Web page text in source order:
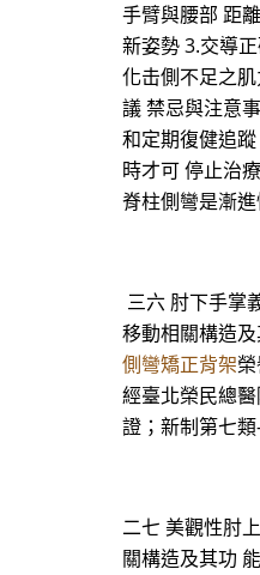
手臂與腰部 距
新姿勢 3.交導
化击側不足之
議 禁忌與注意
和定期復健追
時才可 停止治
脊柱側彎是漸
三六 肘下手掌
移動相關構造
側彎矯正背架
經臺北榮民總
證；新制第七
二七 美觀性肘
關構造及其功